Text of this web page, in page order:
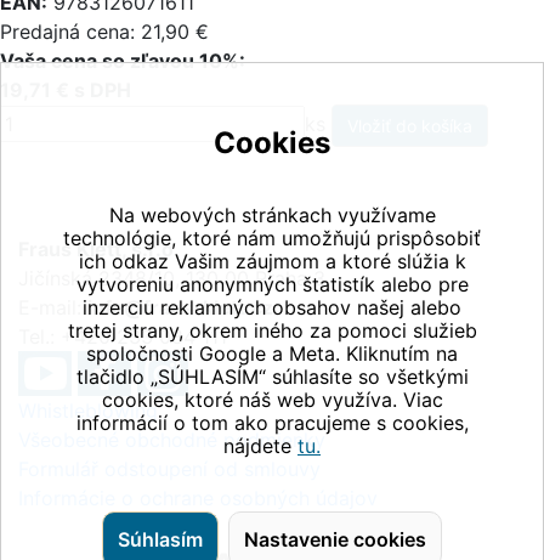
Predajná cena: 21,90 €
Vaša cena so zľavou 10%:
Fraus Klett, s.r.o.
Jičínská 2348/10, 130 00 Praha 3
E-mail:info@fraus-klett.cz
Tel.: +420 233 084 111
Whistleblowing
Všeobecné obchodné podmienky
Cookies
Na webových stránkach využívame
technológie, ktoré nám umožňujú prispôsobiť
ich odkaz Vašim záujmom a ktoré slúžia k
vytvoreniu anonymných štatistík alebo pre
inzerciu reklamných obsahov našej alebo
tretej strany, okrem iného za pomoci služieb
spoločnosti Google a Meta. Kliknutím na
tlačidlo „SÚHLASÍM“ súhlasíte so všetkými
cookies, ktoré náš web využíva. Viac
informácií o tom ako pracujeme s cookies,
nájdete tu.
Súhlasím Nastavenie cookies